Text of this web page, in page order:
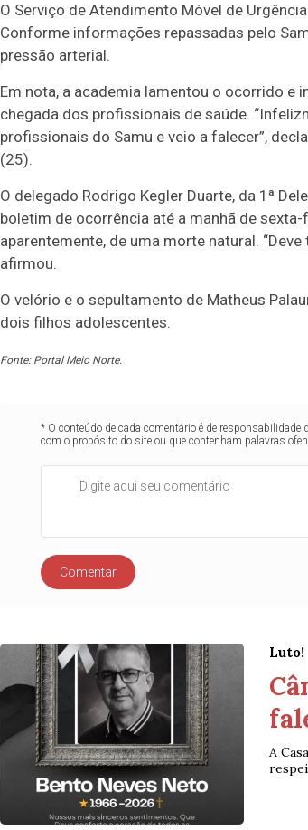
O Serviço de Atendimento Móvel de
Conforme informações repassadas pelo
pressão arterial.
Em nota, a academia lamentou o ocorrido
chegada dos profissionais de saúde.
profissionais do Samu e veio a falecer”,
(25).
O delegado Rodrigo Kegler Duarte, da 1ª
boletim de ocorrência até a manhã de
aparentemente, de uma morte natural.
afirmou.
O velório e o sepultamento de Matheus
dois filhos adolescentes.
Fonte: Portal Meio Norte.
* O conteúdo de cada comentário é de
com o propósito do site ou que contenham palavras
Comentar
Luto!
A